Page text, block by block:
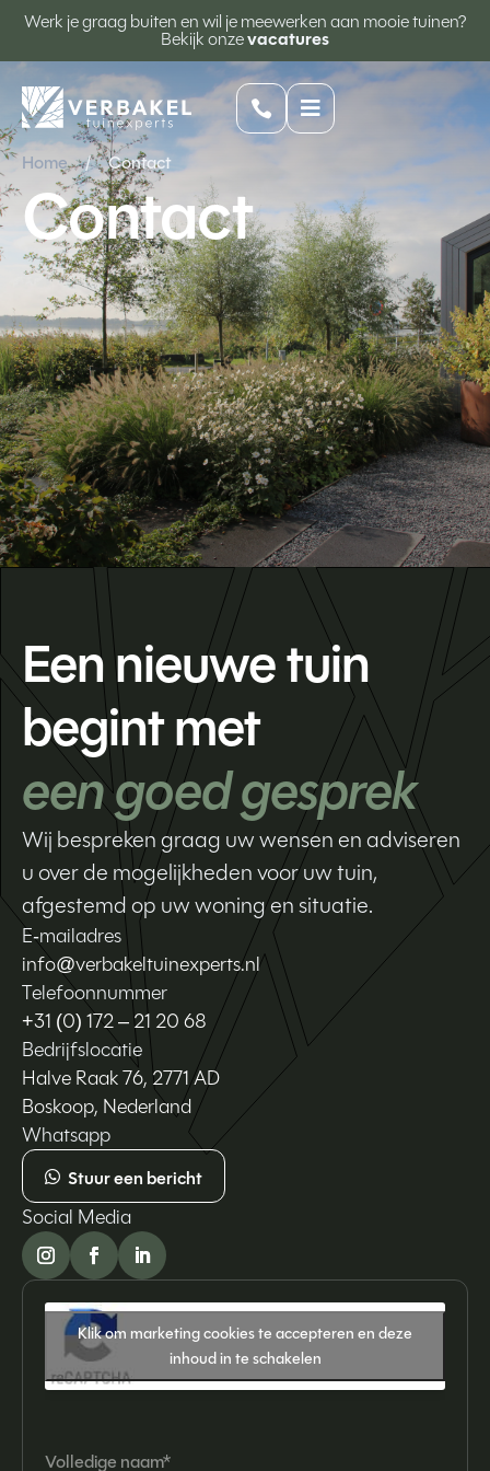
Werk je graag buiten en wil je meewerken aan mooie tuinen?
Bekijk onzevacatures
 
Home / Contact
Contact
Een nieuwe tuin
begint met
een goed gesprek
Wij bespreken graag uw wensen en adviseren
u over de mogelijkheden voor uw tuin,
afgestemd op uw woning en situatie.
E-mailadres
info@verbakeltuinexperts.nl
Telefoonnummer
+31 (0) 172 – 21 20 68
Bedrijfslocatie
Halve Raak 76, 2771 AD
Boskoop, Nederland
Whatsapp
Stuur een bericht
Social Media
Klik om marketing cookies te accepteren en deze
inhoud in te schakelen
Volledige naam*